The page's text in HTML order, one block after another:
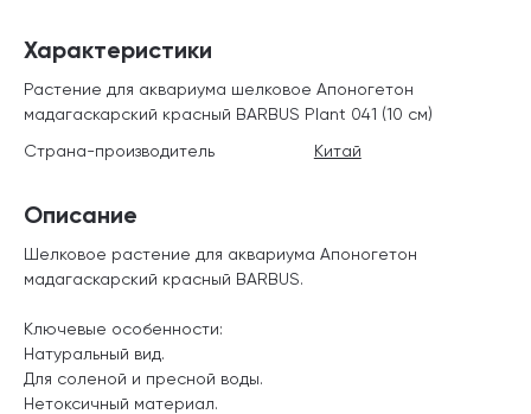
Описание
Шелковое растение для аквариума Апоногетон
мадагаскарский красный BARBUS.
Ключевые особенности:
Натуральный вид.
Для соленой и пресной воды.
Нетоксичный материал.
Характеристики
Растение для аквариума шелковое Апоногетон
мадагаскарский красный BARBUS Plant 041 (10 см)
Страна-производитель
Китай